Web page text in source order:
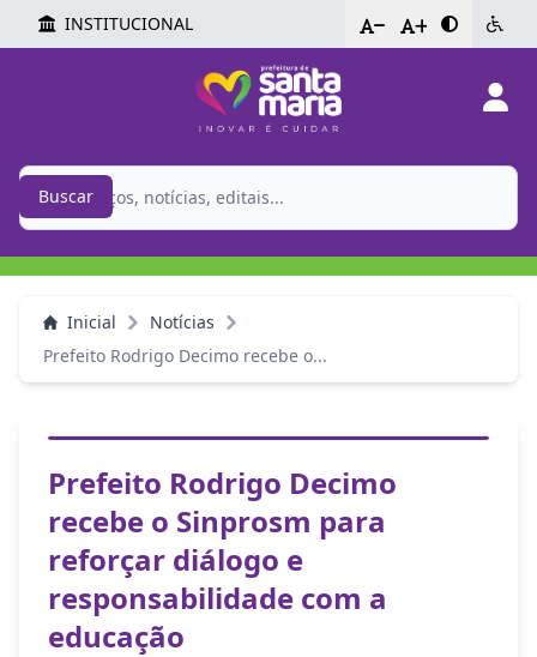
INSTITUCIONAL - +
Buscar
Inicial
Notícias
Prefeito Rodrigo Decimo recebe o...
Prefeito Rodrigo Decimo
recebe o Sinprosm para
reforçar diálogo e
responsabilidade com a
educação